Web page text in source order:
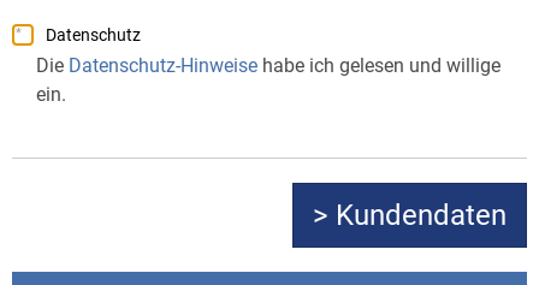
Datenschutz
Die Datenschutz-Hinweise habe ich gelesen und willige
ein.